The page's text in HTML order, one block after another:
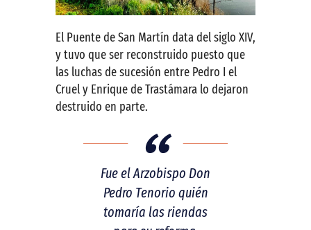
El Puente de San Martín data del siglo XIV,
y tuvo que ser reconstruido puesto que
las luchas de sucesión entre Pedro I el
Cruel y Enrique de Trastámara lo dejaron
destruido en parte.
Fue el Arzobispo Don
Pedro Tenorio quién
tomaría las riendas